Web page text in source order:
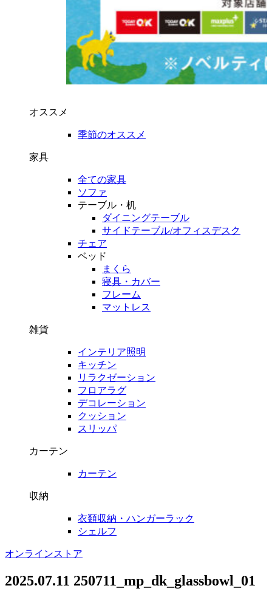
オススメ
季節のオススメ
家具
全ての家具
ソファ
テーブル・机
ダイニングテーブル
サイドテーブル/オフィスデスク
チェア
ベッド
まくら
寝具・カバー
フレーム
マットレス
雑貨
インテリア照明
キッチン
リラクゼーション
フロアラグ
デコレーション
クッション
スリッパ
カーテン
カーテン
収納
衣類収納・ハンガーラック
シェルフ
オンラインストア
2025.07.11 250711_mp_dk_glassbowl_01